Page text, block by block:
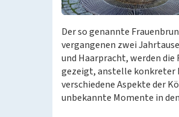
Der so genannte
vergangenen zwei
und Haarpracht, werden
gezeigt, anstelle konkreter
verschiedene Aspekte der
unbekannte Momente in